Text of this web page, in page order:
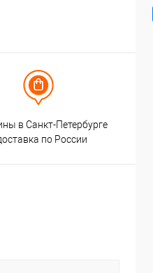
в Санкт-Петербурге
по России